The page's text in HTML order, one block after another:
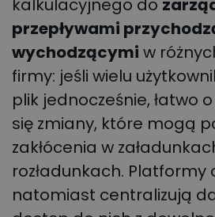
kalkulacyjnego do
przepływami
wychodzącymi w
firmy: jeśli wielu
plik jednocześnie, łatwo
się zmiany, które mogą
zakłócenia w
rozładunkach. Platformy
natomiast centralizują